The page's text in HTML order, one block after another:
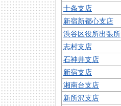
十条支店
新宿新都心支店
渋谷区役所出張所
志村支店
石神井支店
新宿支店
湘南台支店
新所沢支店